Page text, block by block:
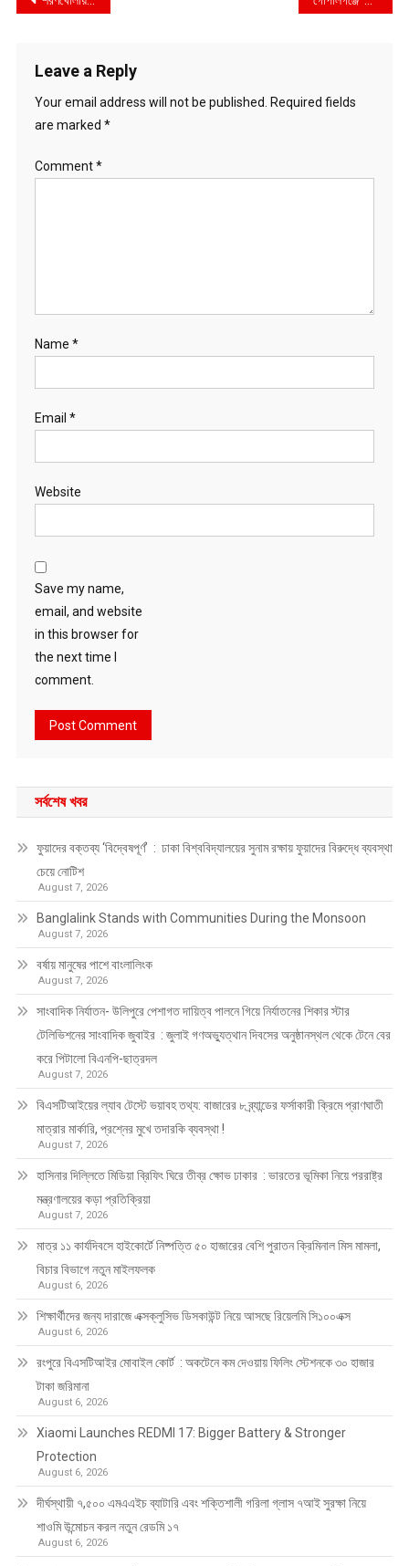
Leave a Reply
Your email address will not be published.
Required fields
are marked *
Comment*
Name *
Email *
Website
Save my name,
email, and website
in this browser for
the next time I
comment.
সর্বশেষ খবর
ফুয়াদের বক্তব্য ‘বিদ্বেষপূর্ণ’ : ঢাকা বিশ্ববিদ্যালয়ের সুনাম রক্ষায় ফুয়াদের বিরুদ্ধে ব্যবস্থা
চেয়ে নোটিশ
August 7, 2026
Banglalink Stands with Communities During the Monsoon
August 7, 2026
বর্ষায় মানুষের পাশে বাংলালিংক
August 7, 2026
সাংবাদিক নির্যাতন- উলিপুরে পেশাগত দায়িত্ব পালনে গিয়ে নির্যাতনের শিকার স্টার
টেলিভিশনের সাংবাদিক জুবাইর : জুলাই গণঅভ্যুত্থান দিবসের অনুষ্ঠানস্থল থেকে টেনে বের
করে পিটালো বিএনপি-ছাত্রদল
August 7, 2026
বিএসটিআইয়ের ল্যাব টেস্টে ভয়াবহ তথ্য: বাজারের ৮ ব্র্যান্ডের ফর্সাকারী ক্রিমে প্রাণঘাতী
মাত্রার মার্কারি, প্রশ্নের মুখে তদারকি ব্যবস্থা !
August 7, 2026
হাসিনার দিল্লিতে মিডিয়া ব্রিফিং ঘিরে তীব্র ক্ষোভ ঢাকার : ভারতের ভূমিকা নিয়ে পররাষ্ট্র
মন্ত্রণালয়ের কড়া প্রতিক্রিয়া
August 7, 2026
মাত্র ১১ কার্যদিবসে হাইকোর্টে নিষ্পত্তি ৫০ হাজারের বেশি পুরাতন ক্রিমিনাল মিস মামলা,
বিচার বিভাগে নতুন মাইলফলক
August 6, 2026
শিক্ষার্থীদের জন্য দারাজে এক্সক্লুসিভ ডিসকাউন্ট নিয়ে আসছে রিয়েলমি সি১০০এক্স
August 6, 2026
রংপুরে বিএসটিআইর মোবাইল কোর্ট : অকটেনে কম দেওয়ায় ফিলিং স্টেশনকে ৩০ হাজার
টাকা জরিমানা
August 6, 2026
Xiaomi Launches REDMI 17: Bigger Battery & Stronger
Protection
August 6, 2026
দীর্ঘস্থায়ী ৭,৫০০ এমএএইচ ব্যাটারি এবং শক্তিশালী গরিলা গ্লাস ৭আই সুরক্ষা নিয়ে
শাওমি উন্মোচন করল নতুন রেডমি ১৭
August 6, 2026